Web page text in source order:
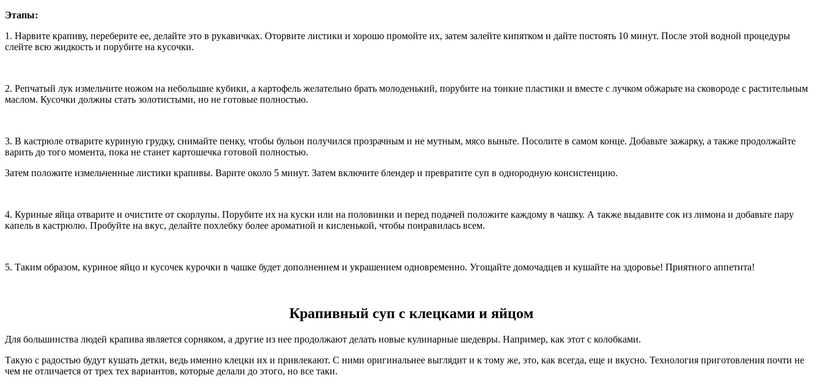
Этапы:
1. Нарвите крапиву, переберите ее, делайте это в рукавичках. Оторвите листики и хорошо промойте их, затем залейте кипятком и дайте постоять 10 минут. После этой водной процедуры
слейте всю жидкость и порубите на кусочки.
2. Репчатый лук измельчите ножом на небольшие кубики, а картофель желательно брать молоденький, порубите на тонкие пластики и вместе с лучком обжарьте на сковороде с растительным
маслом. Кусочки должны стать золотистыми, но не готовые полностью.
3. В кастрюле отварите куриную грудку, снимайте пенку, чтобы бульон получился прозрачным и не мутным, мясо выньте. Посолите в самом конце. Добавьте зажарку, а также продолжайте
варить до того момента, пока не станет картошечка готовой полностью.
Затем положите измельченные листики крапивы. Варите около 5 минут. Затем включите блендер и превратите суп в однородную консистенцию.
4. Куриные яйца отварите и очистите от скорлупы. Порубите их на куски или на половинки и перед подачей положите каждому в чашку. А также выдавите сок из лимона и добавьте пару
капель в кастрюлю. Пробуйте на вкус, делайте похлебку более ароматной и кисленькой, чтобы понравилась всем.
5. Таким образом, куриное яйцо и кусочек курочки в чашке будет дополнением и украшением одновременно. Угощайте домочадцев и кушайте на здоровье! Приятного аппетита!
Крапивный суп с клецками и яйцом
Для большинства людей крапива является сорняком, а другие из нее продолжают делать новые кулинарные шедевры. Например, как этот с колобками.
Такую с радостью будут кушать детки, ведь именно клецки их и привлекают. С ними оригинальнее выглядит и к тому же, это, как всегда, еще и вкусно. Технология приготовления почти не
чем не отличается от трех тех вариантов, которые делали до этого, но все таки.